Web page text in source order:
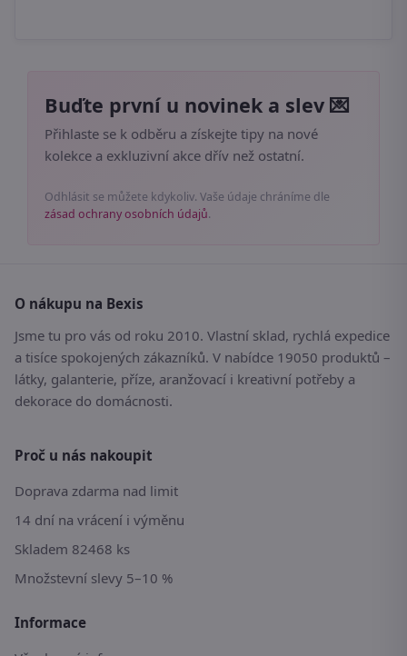
Buďte první u novinek a slev 💌
Přihlaste se k odběru a získejte tipy na nové
kolekce a exkluzivní akce dřív než ostatní.
Odhlásit se můžete kdykoliv. Vaše údaje chráníme dle
zásad ochrany osobních údajů.
O nákupu na Bexis
Jsme tu pro vás od roku 2010. Vlastní sklad, rychlá expedice
a tisíce spokojených zákazníků. V nabídce 19050 produktů –
látky, galanterie, příze, aranžovací i kreativní potřeby a
dekorace do domácnosti.
Proč u nás nakoupit
Doprava zdarma nad limit
14 dní na vrácení i výměnu
Skladem 82468 ks
Množstevní slevy 5–10 %
Informace